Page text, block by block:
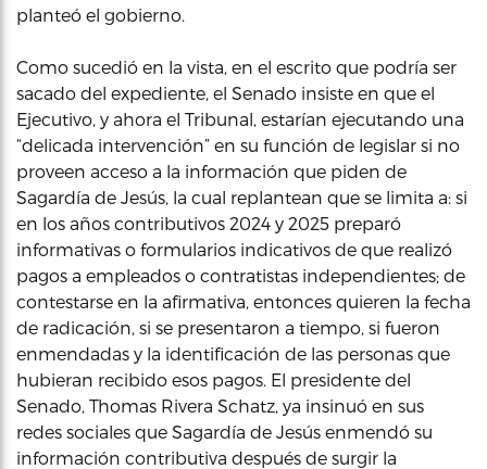
planteó el gobierno.
Como sucedió en la vista, en el escrito que podría ser
sacado del expediente, el Senado insiste en que el
Ejecutivo, y ahora el Tribunal, estarían ejecutando una
“delicada intervención” en su función de legislar si no
proveen acceso a la información que piden de
Sagardía de Jesús, la cual replantean que se limita a: si
en los años contributivos 2024 y 2025 preparó
informativas o formularios indicativos de que realizó
pagos a empleados o contratistas independientes; de
contestarse en la afirmativa, entonces quieren la fecha
de radicación, si se presentaron a tiempo, si fueron
enmendadas y la identificación de las personas que
hubieran recibido esos pagos. El presidente del
Senado, Thomas Rivera Schatz, ya insinuó en sus
redes sociales que Sagardía de Jesús enmendó su
información contributiva después de surgir la